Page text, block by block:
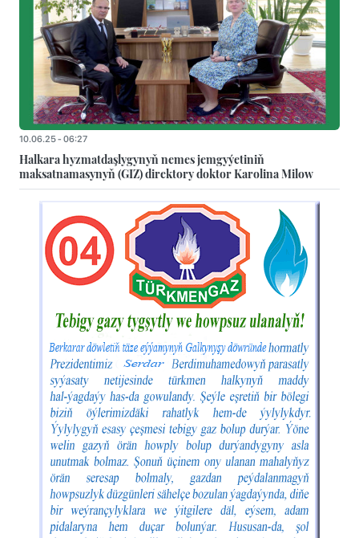
10.06.25 - 06:27
Halkara hyzmatdaşlygynyň nemes jemgyýetiniň
maksatnamasynyň (GIZ) direktory doktor Karolina Milow